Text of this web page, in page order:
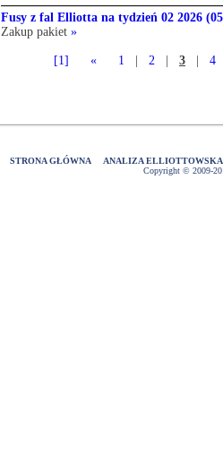
Fusy z fal Elliotta na tydzień 02 2026
Zakup pakiet »
[1] « 1 2 3 4
STRONA GŁÓWNA
ANALIZA ELLIOTTOWSKA
Copyright © 2009-